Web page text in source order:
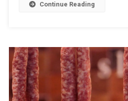
Continue Reading